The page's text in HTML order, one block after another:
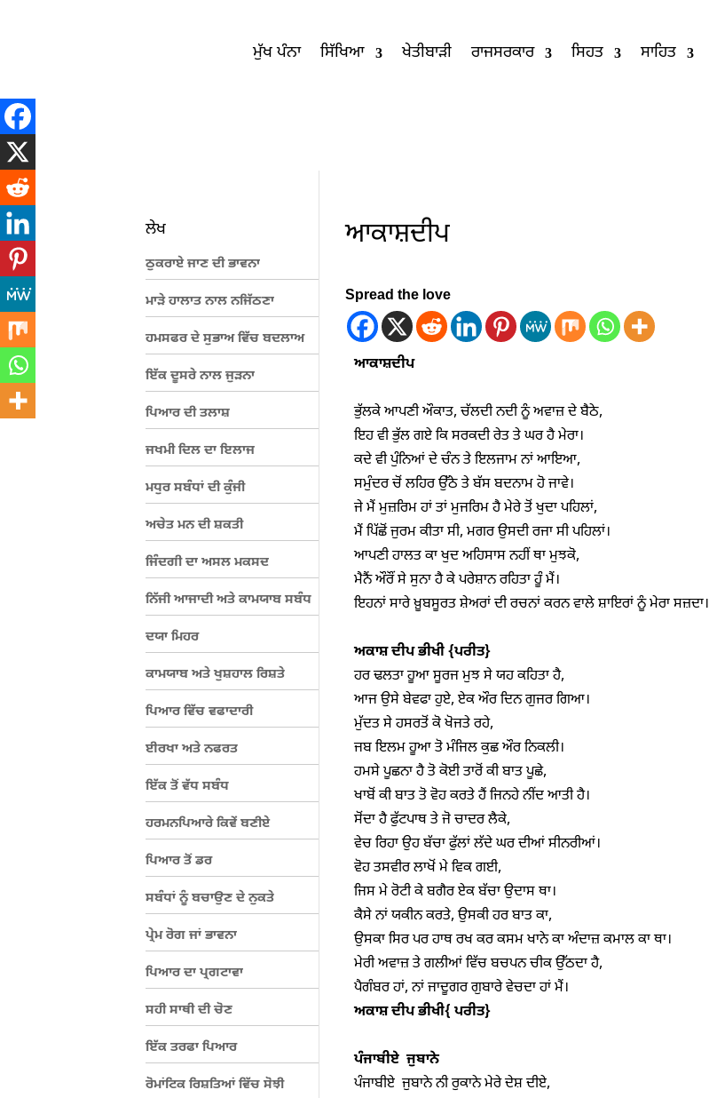
ਮੁੱਖ ਪੰਨਾ ਸਿੱਖਿਆ ਖੇਤੀਬਾੜੀ ਰਾਜਸਰਕਾਰ ਸਿਹਤ ਸਾਹਿਤ
ਆਕਾਸ਼ਦੀਪ
Spread the love
ਆਕਾਸ਼ਦੀਪ
ਭੁੱਲਕੇ ਆਪਣੀ ਔਕਾਤ, ਚੱਲਦੀ ਨਦੀ ਨੂੰ ਅਵਾਜ਼ ਦੇ ਬੈਠੇ,
ਇਹ ਵੀ ਭੁੱਲ ਗਏ ਕਿ ਸਰਕਦੀ ਰੇਤ ਤੇ ਘਰ ਹੈ ਮੇਰਾ।
ਕਦੇ ਵੀ ਪੁੰਨਿਆਂ ਦੇ ਚੰਨ ਤੇ ਇਲਜਾਮ ਨਾਂ ਆਇਆ,
ਸਮੁੰਦਰ ਚੋਂ ਲਹਿਰ ਉੱਠੇ ਤੇ ਬੱਸ ਬਦਨਾਮ ਹੋ ਜਾਵੇ।
ਜੇ ਮੈਂ ਮੁਜ਼ਰਿਮ ਹਾਂ ਤਾਂ ਮੁਜਰਿਮ ਹੈ ਮੇਰੇ ਤੋਂ ਖੁਦਾ ਪਹਿਲਾਂ,
ਮੈਂ ਪਿੱਛੋਂ ਜੁਰਮ ਕੀਤਾ ਸੀ, ਮਗਰ ਉਸਦੀ ਰਜਾ ਸੀ ਪਹਿਲਾਂ।
ਆਪਣੀ ਹਾਲਤ ਕਾ ਖੁਦ ਅਹਿਸਾਸ ਨਹੀਂ ਥਾ ਮੁਝਕੋ,
ਮੈਨੈਂ ਔਰੌਂ ਸੇ ਸੁਨਾ ਹੈ ਕੇ ਪਰੇਸ਼ਾਨ ਰਹਿਤਾ ਹੂੰ ਮੈਂ।
ਇਹਨਾਂ ਸਾਰੇ ਖ਼ੂਬਸੂਰਤ ਸ਼ੇਅਰਾਂ ਦੀ ਰਚਨਾਂ ਕਰਨ ਵਾਲੇ ਸ਼ਾਇਰਾਂ ਨੂੰ ਮੇਰਾ ਸਜ਼ਦਾ।
ਅਕਾਸ਼ ਦੀਪ ਭੀਖੀ{ਪਰੀਤ}
ਹਰ ਢਲਤਾ ਹੂਆ ਸੂਰਜ ਮੁਝ ਸੇ ਯਹ ਕਹਿਤਾ ਹੈ,
ਆਜ ਉਸੇ ਬੇਵਫਾ ਹੁਏ, ਏਕ ਔਰ ਦਿਨ ਗੁਜਰ ਗਿਆ।
ਮੁੱਦਤ ਸੇ ਹਸਰਤੋਂ ਕੋ ਖੋਜਤੇ ਰਹੇ,
ਜਬ ਇਲਮ ਹੂਆ ਤੋ ਮੰਜਿਲ ਕੁਛ ਔਰ ਨਿਕਲੀ।
ਹਮਸੇ ਪੂਛਨਾ ਹੈ ਤੋ ਕੋਈ ਤਾਰੋਂ ਕੀ ਬਾਤ ਪੂਛੇ,
ਖਾਬੋਂ ਕੀ ਬਾਤ ਤੋ ਵੋਹ ਕਰਤੇ ਹੈਂ ਜਿਨਹੇ ਨੀਂਦ ਆਤੀ ਹੈ।
ਸੋਂਦਾ ਹੈ ਫੁੱਟਪਾਥ ਤੇ ਜੋ ਚਾਦਰ ਲੈਕੇ,
ਵੇਚ ਰਿਹਾ ਉਹ ਬੱਚਾ ਫੁੱਲਾਂ ਲੱਦੇ ਘਰ ਦੀਆਂ ਸੀਨਰੀਆਂ।
ਵੋਹ ਤਸਵੀਰ ਲਾਖੋਂ ਮੇ ਵਿਕ ਗਈ,
ਜਿਸ ਮੇ ਰੋਟੀ ਕੇ ਬਗੈਰ ਏਕ ਬੱਚਾ ਉਦਾਸ ਥਾ।
ਕੈਸੇ ਨਾਂ ਯਕੀਨ ਕਰਤੇ, ਉਸਕੀ ਹਰ ਬਾਤ ਕਾ,
ਉਸਕਾ ਸਿਰ ਪਰ ਹਾਥ ਰਖ ਕਰ ਕਸਮ ਖਾਨੇ ਕਾ ਅੰਦਾਜ਼ ਕਮਾਲ ਕਾ ਥਾ।
ਮੇਰੀ ਅਵਾਜ਼ ਤੇ ਗਲੀਆਂ ਵਿੱਚ ਬਚਪਨ ਚੀਕ ਉੱਠਦਾ ਹੈ,
ਅਕਾਸ਼ ਦੀਪ ਭੀਖੀ{ ਪਰੀਤ}
ਪੰਜਾਬੀਏ ਜੁਬਾਨੇ
ਪੰਜਾਬੀਏ  ਜੁਬਾਨੇ ਨੀ ਰੁਕਾਨੇ ਮੇਰੇ ਦੇਸ਼ ਦੀਏ,
ਲੇਖ
ਠੁਕਰਾਏ ਜਾਣ ਦੀ ਭਾਵਨਾ
ਮਾੜੇ ਹਾਲਾਤ ਨਾਲ ਨਜਿੱਠਣਾ
ਹਮਸਫਰ ਦੇ ਸੁਭਾਅ ਵਿੱਚ ਬਦਲਾਅ
ਇੱਕ ਦੂਸਰੇ ਨਾਲ ਜੁੜਨਾ
ਪਿਆਰ ਦੀ ਤਲਾਸ਼
ਜਖਮੀ ਦਿਲ ਦਾ ਇਲਾਜ
ਮਧੁਰ ਸਬੰਧਾਂ ਦੀ ਕੁੰਜੀ
ਅਚੇਤ ਮਨ ਦੀ ਸ਼ਕਤੀ
ਜਿੰਦਗੀ ਦਾ ਅਸਲ ਮਕਸਦ
ਨਿੱਜੀ ਆਜਾਦੀ ਅਤੇ ਕਾਮਯਾਬ ਸਬੰਧ
ਦਯਾ ਮਿਹਰ
ਕਾਮਯਾਬ ਅਤੇ ਖੁਸ਼ਹਾਲ ਰਿਸ਼ਤੇ
ਪਿਆਰ ਵਿੱਚ ਵਫਾਦਾਰੀ
ਈਰਖਾ ਅਤੇ ਨਫਰਤ
ਇੱਕ ਤੋਂ ਵੱਧ ਸਬੰਧ
ਹਰਮਨਪਿਆਰੇ ਕਿਵੇਂ ਬਣੀਏ
ਪਿਆਰ ਤੋਂ ਡਰ
ਸਬੰਧਾਂ ਨੂੰ ਬਚਾਉਣ ਦੇ ਨੁਕਤੇ
ਪ੍ਰੇਮ ਰੋਗ ਜਾਂ ਭਾਵਨਾ
ਪਿਆਰ ਦਾ ਪ੍ਰਗਟਾਵਾ
ਸਹੀ ਸਾਥੀ ਦੀ ਚੋਣ
ਇੱਕ ਤਰਫਾ ਪਿਆਰ
ਰੋਮਾਂਟਿਕ ਰਿਸ਼ਤਿਆਂ ਵਿੱਚ ਸੋਝੀ